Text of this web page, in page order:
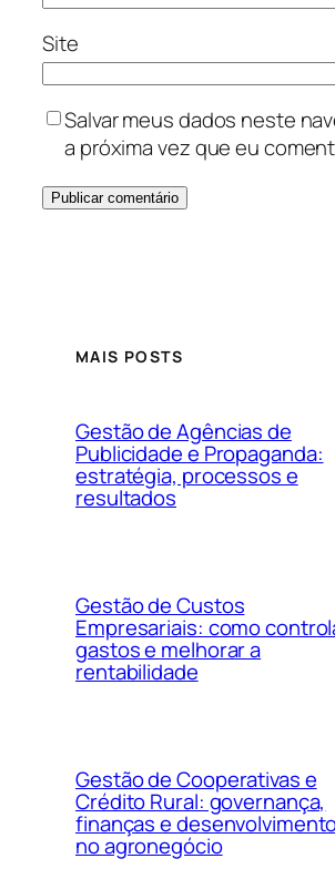
Site
Salvar meus dados neste
a próxima vez que eu
MAIS POSTS
Gestão de Agências de
Publicidade e Propaganda:
estratégia, processos e
resultados
Gestão de Custos
Empresariais: como
gastos e melhorar a
rentabilidade
Gestão de Cooperativas e
Crédito Rural: governança,
finanças e
no agronegócio